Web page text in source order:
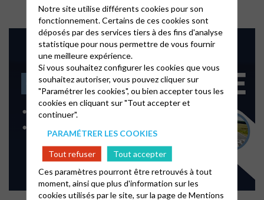
Notre site utilise différents cookies pour son
fonctionnement. Certains de ces cookies sont
déposés par des services tiers à des fins d'analyse
statistique pour nous permettre de vous fournir
une meilleure expérience.
Si vous souhaitez configurer les cookies que vous
souhaitez autoriser, vous pouvez cliquer sur
"Paramétrer les cookies", ou bien accepter tous les
cookies en cliquant sur "Tout accepter et
continuer".
PARAMÉTRER LES COOKIES
Tout refuser
Tout accepter
Ces paramètres pourront être retrouvés à tout
moment, ainsi que plus d'information sur les
cookies utilisés par le site, sur la page deMentions